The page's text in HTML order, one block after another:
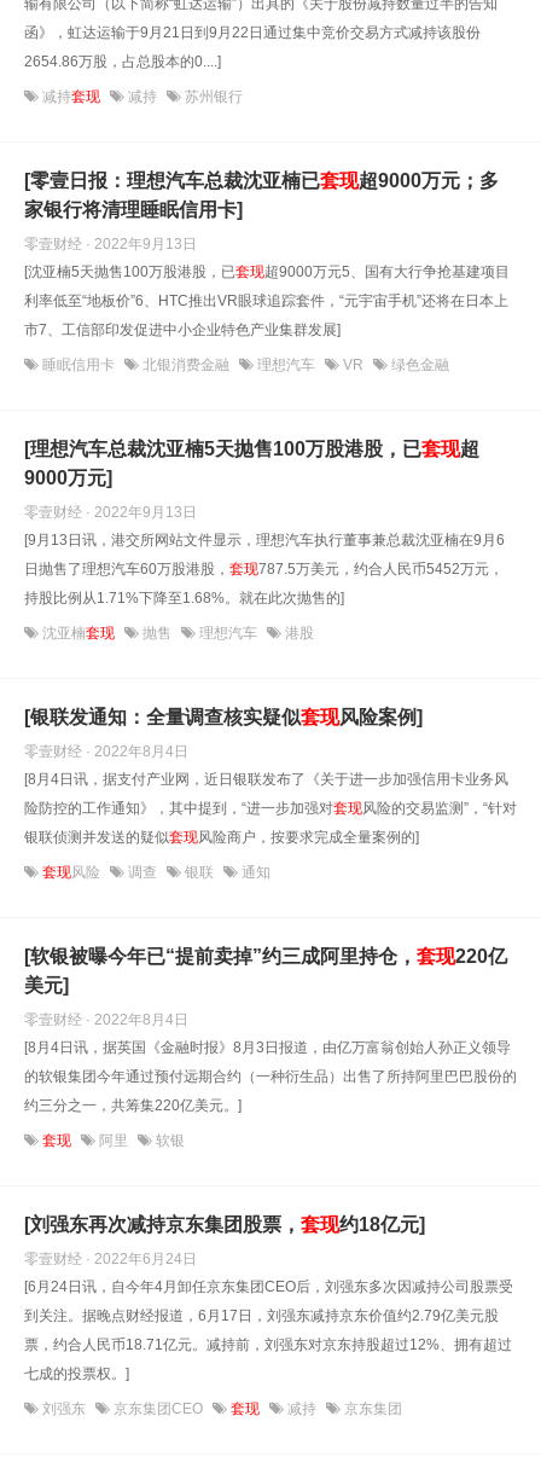
输有限公司（以下简称“虹达运输”）出具的《关于股份减持数量过半的告知
函》，虹达运输于9月21日到9月22日通过集中竞价交易方式减持该股份
2654.86万股，占总股本的0....]
减持套现 减持 苏州银行
[零壹日报：理想汽车总裁沈亚楠已套现超9000万元；多
家银行将清理睡眠信用卡]
零壹财经 · 2022年9月13日
[沈亚楠5天抛售100万股港股，已套现超9000万元5、国有大行争抢基建项目
利率低至“地板价”6、HTC推出VR眼球追踪套件，“元宇宙手机”还将在日本上
市7、工信部印发促进中小企业特色产业集群发展]
睡眠信用卡 北银消费金融 理想汽车 VR 绿色金融
[理想汽车总裁沈亚楠5天抛售100万股港股，已套现超
9000万元]
零壹财经 · 2022年9月13日
[9月13日讯，港交所网站文件显示，理想汽车执行董事兼总裁沈亚楠在9月6
日抛售了理想汽车60万股港股， 套现787.5万美元，约合人民币5452万元，
持股比例从1.71%下降至1.68%。就在此次抛售的]
沈亚楠套现 抛售 理想汽车 港股
[银联发通知：全量调查核实疑似套现风险案例]
零壹财经 · 2022年8月4日
[8月4日讯，据支付产业网，近日银联发布了《关于进一步加强信用卡业务风
险防控的工作通知》，其中提到，“进一步加强对套现风险的交易监测”，“针对
银联侦测并发送的疑似套现风险商户，按要求完成全量案例的]
套现风险 调查 银联 通知
[软银被曝今年已“提前卖掉”约三成阿里持仓， 套现220亿
美元]
零壹财经 · 2022年8月4日
[8月4日讯，据英国《金融时报》8月3日报道，由亿万富翁创始人孙正义领导
的软银集团今年通过预付远期合约（一种衍生品）出售了所持阿里巴巴股份的
约三分之一，共筹集220亿美元。]
套现 阿里 软银
[刘强东再次减持京东集团股票， 套现约18亿元]
零壹财经 · 2022年6月24日
[6月24日讯，自今年4月卸任京东集团CEO后，刘强东多次因减持公司股票受
到关注。据晚点财经报道，6月17日，刘强东减持京东价值约2.79亿美元股
票，约合人民币18.71亿元。减持前，刘强东对京东持股超过12%、拥有超过
七成的投票权。]
刘强东 京东集团CEO 套现 减持 京东集团